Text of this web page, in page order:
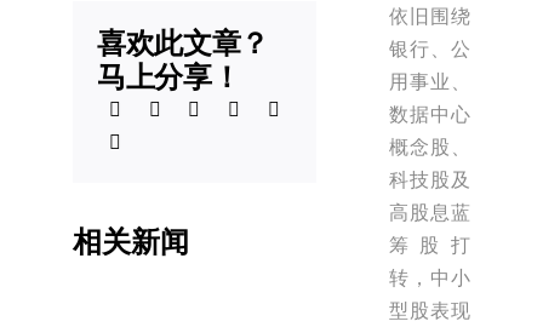
喜欢此文章？
马上分享！
相关新闻
依旧围绕
银行、公
用事业、
数据中心
概念股、
科技股及
高股息蓝
筹股打
转，中小
型股表现